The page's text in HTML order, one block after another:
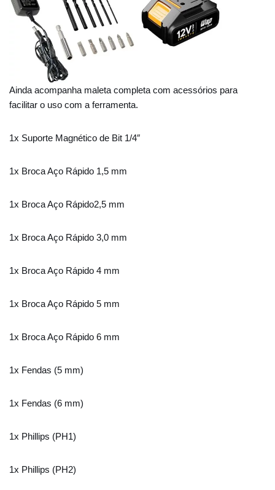
Ainda acompanha maleta completa com acessórios para
facilitar o uso com a ferramenta.
1x Suporte Magnético de Bit 1/4″
1x Broca Aço Rápido 1,5 mm
1x Broca Aço Rápido2,5 mm
1x Broca Aço Rápido 3,0 mm
1x Broca Aço Rápido 4 mm
1x Broca Aço Rápido 5 mm
1x Broca Aço Rápido 6 mm
1x Fendas (5 mm)
1x Fendas (6 mm)
1x Phillips (PH1)
1x Phillips (PH2)